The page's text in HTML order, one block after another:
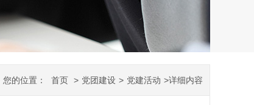
您的位置： 首页 > 党团建设 > 党建活动 >详细内容